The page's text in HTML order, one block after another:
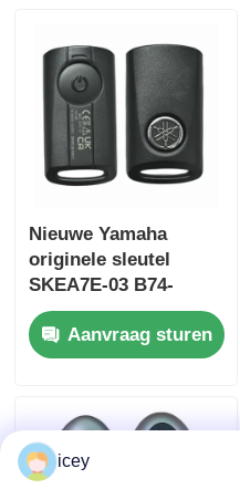
groothandel MOQ
50pcs
Nieuwe Yamaha
originele sleutel
SKEA7E-03 B74-
H6261-02 662F-
SKEA7D03
Aanvraag sturen
icey